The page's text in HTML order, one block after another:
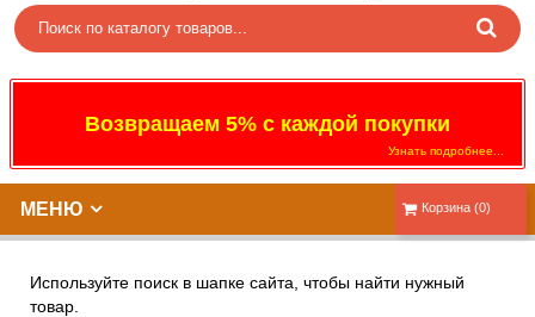
Возвращаем 5% с каждой покупки
Узнать подробнее...
Корзина (0)
МЕНЮ
Используйте поиск в шапке сайта, чтобы найти нужный
товар.